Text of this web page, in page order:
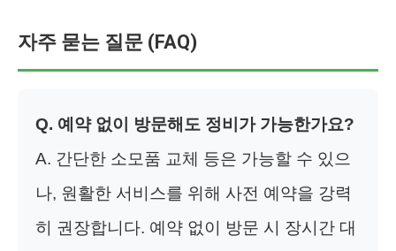
자주 묻는 질문 (FAQ)
Q. 예약 없이 방문해도 정비가 가능한가요?
A. 간단한 소모품 교체 등은 가능할 수 있으
나, 원활한 서비스를 위해 사전 예약을 강력
히 권장합니다. 예약 없이 방문 시 장시간 대